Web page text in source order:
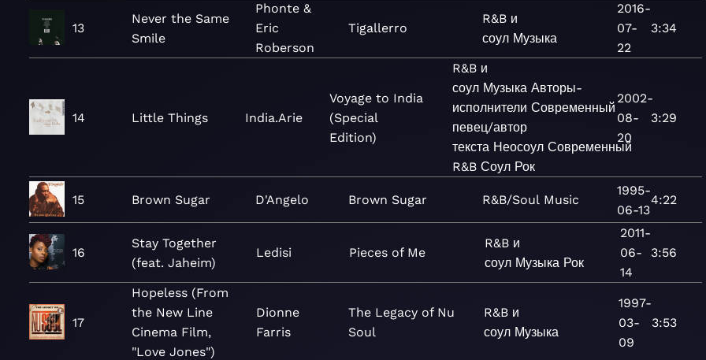
13
Never the Same
Smile
Phonte &
Eric
Roberson
Tigallerro
R&B и
соул Музыка
2016-
07-
22
3:34
14 Little Things India.Arie
Voyage to India
(Special
Edition)
R&B и
соул Музыка Авторы-
исполнители Современный
певец/автор
текста Неосоул Современный
R&B Соул Рок
2002-
08-
20
3:29
15 Brown Sugar D'Angelo Brown Sugar R&B/Soul Music
1995-
06-13
4:22
16
Stay Together
(feat. Jaheim)
Ledisi Pieces of Me
R&B и
соул Музыка Рок
2011-
06-
14
3:56
17
Hopeless (From
the New Line
Cinema Film,
"Love Jones")
Dionne
Farris
The Legacy of Nu
Soul
R&B и
соул Музыка
1997-
03-
09
3:53